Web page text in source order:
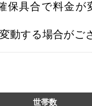
保具合で料金が
動する場合がご
世帯数